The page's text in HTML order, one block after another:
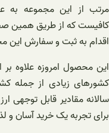
مرتب از این مجموعه به
کافیست که از طریق همین
اقدام به ثبت و سفارش این
این محصول امروزه علاوه
کشورهای زیادی از جمله
سالانه مقادیر قابل توجهی
برای تجربه یک خرید آسان و